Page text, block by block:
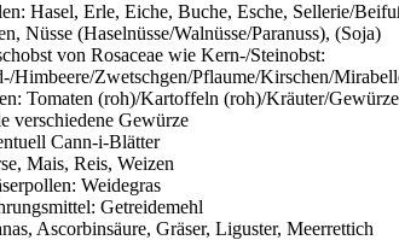
Hasel, Erle, Eiche, Buche, Esche, Sellerie/
Nüsse (Haselnüsse/Walnüsse/Paranuss), (Soja)
von Rosaceaewie Kern-/Steinobst:
Zwetschgen/Pflaume/Kirschen/
Tomaten (roh)/Kartoffeln (roh)/Kräuter/
verschiedene Gewürze
Cann-i-Blätter
Mais, Reis, Weizen
Weidegras
Getreidemehl
Ascorbinsäure, Gräser, Liguster, Meerrettich